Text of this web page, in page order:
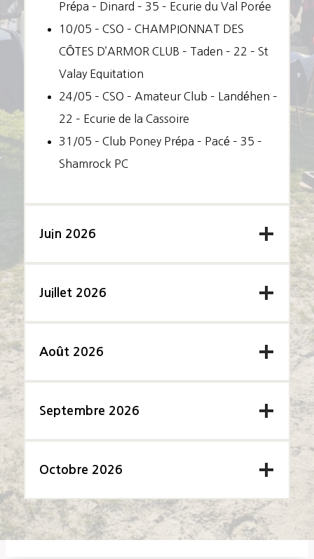
Prépa – Dinard – 35 – Ecurie du Val Porée
10/05 – CSO – CHAMPIONNAT DES
CÔTES D’ARMOR CLUB – Taden – 22 – St
Valay Equitation
24/05 – CSO – Amateur Club – Landéhen –
22 – Ecurie de la Cassoire
31/05 – Club Poney Prépa – Pacé – 35 –
Shamrock PC
Juin 2026
Juillet 2026
Août 2026
Septembre 2026
Octobre 2026